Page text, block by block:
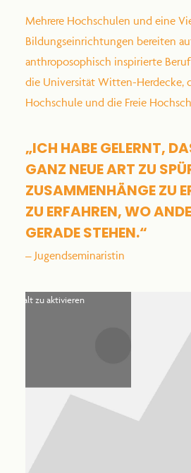
Mehrere Hochschulen und eine
Bildungseinrichtungen bereiten
anthroposophisch inspirierte
die Universität Witten-Herdecke,
Hochschule und die Freie
„ICH HABE GELERNT,
GANZ NEUE ART ZU
ZUSAMMENHÄNGE ZU
ZU ERFAHREN, WO
GERADE STEHEN.“
– Jugendseminaristin
Inhalt zu aktivieren